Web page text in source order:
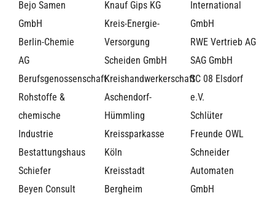
Bejo Samen
GmbH
Berlin-Chemie
AG
Berufsgenossenschaft
Rohstoffe &
chemische
Industrie
Bestattungshaus
Schiefer
Beyen Consult
Knauf Gips KG
Kreis-Energie-
Versorgung
Scheiden GmbH
Kreishandwerkerschaft
Aschendorf-
Hümmling
Kreissparkasse
Köln
Kreisstadt
Bergheim
International
GmbH
RWE Vertrieb AG
SAG GmbH
SC 08 Elsdorf
e.V.
Schlüter
Freunde OWL
Schneider
Automaten
GmbH